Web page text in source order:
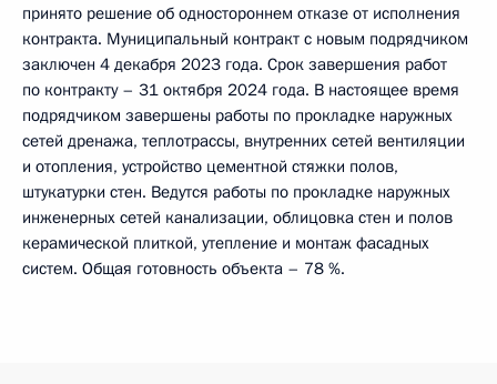
принято решение об одностороннем отказе от исполнения
контракта. Муниципальный контракт с новым подрядчиком
заключен 4 декабря 2023 года. Срок завершения работ
по контракту – 31 октября 2024 года. В настоящее время
подрядчиком завершены работы по прокладке наружных
сетей дренажа, теплотрассы, внутренних сетей вентиляции
и отопления, устройство цементной стяжки полов,
штукатурки стен. Ведутся работы по прокладке наружных
инженерных сетей канализации, облицовка стен и полов
керамической плиткой, утепление и монтаж фасадных
систем. Общая готовность объекта – 78 %.